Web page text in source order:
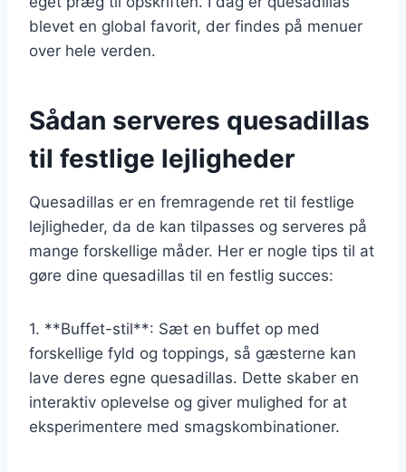
blevet en global favorit, der findes på menuer
over hele verden.
Sådan serveres quesadillas
til festlige lejligheder
Quesadillas er en fremragende ret til festlige
lejligheder, da de kan tilpasses og serveres på
mange forskellige måder. Her er nogle tips til at
gøre dine quesadillas til en festlig succes:
1. **Buffet-stil**: Sæt en buffet op med
forskellige fyld og toppings, så gæsterne kan
lave deres egne quesadillas. Dette skaber en
interaktiv oplevelse og giver mulighed for at
eksperimentere med smagskombinationer.